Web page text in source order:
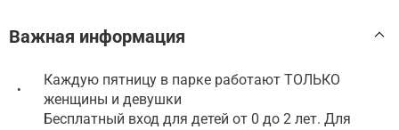
Важная информация
•
Каждую пятницу в парке работают ТОЛЬКО
женщины и девушки
Бесплатный вход для детей от 0 до 2 лет. Для